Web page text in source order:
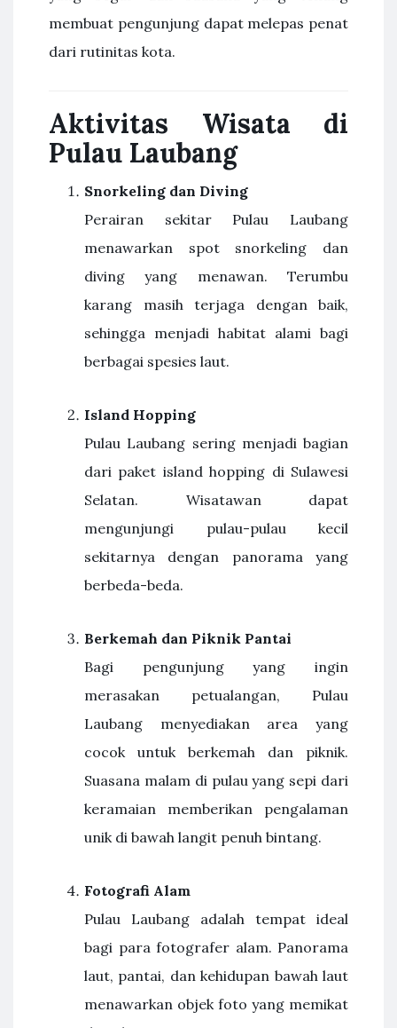
membuat pengunjung dapat melepas penat
dari rutinitas kota.
Aktivitas Wisata di
Pulau Laubang
Snorkeling dan Diving
Perairan sekitar Pulau Laubang
menawarkan spot snorkeling dan
diving yang menawan. Terumbu
karang masih terjaga dengan baik,
sehingga menjadi habitat alami bagi
berbagai spesies laut.
Island Hopping
Pulau Laubang sering menjadi bagian
dari paket island hopping di Sulawesi
Selatan. Wisatawan dapat
mengunjungi pulau-pulau kecil
sekitarnya dengan panorama yang
berbeda-beda.
Berkemah dan Piknik Pantai
Bagi pengunjung yang ingin
merasakan petualangan, Pulau
Laubang menyediakan area yang
cocok untuk berkemah dan piknik.
Suasana malam di pulau yang sepi dari
keramaian memberikan pengalaman
unik di bawah langit penuh bintang.
Fotografi Alam
Pulau Laubang adalah tempat ideal
bagi para fotografer alam. Panorama
laut, pantai, dan kehidupan bawah laut
menawarkan objek foto yang memikat